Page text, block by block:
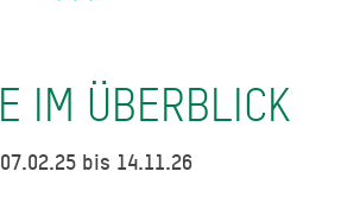
IM ÜBERBLICK
bis 14.11.26